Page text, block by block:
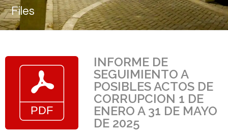
Files
INFORME DE
SEGUIMIENTO A
POSIBLES ACTOS DE
CORRUPCION 1 DE
ENERO A 31 DE MAYO
DE 2025